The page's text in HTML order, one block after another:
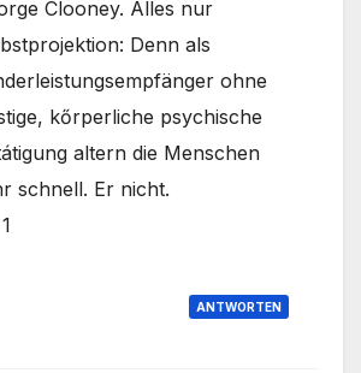
Clooney. Alles nur
Denn als
ohne
kőrperliche psychische
altern die Menschen
schnell. Er nicht.
1
ANTWORTEN